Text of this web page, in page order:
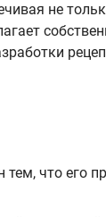
не
тем, что его